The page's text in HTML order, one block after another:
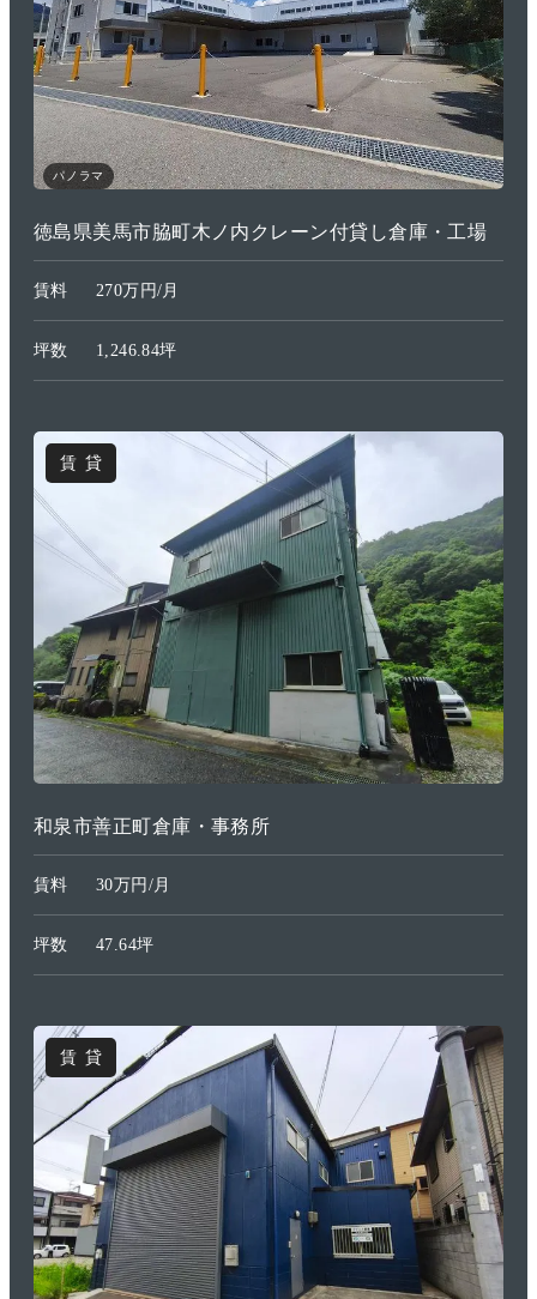
パノラマ
徳島県美馬市脇町木ノ内クレーン付貸し倉庫・工場
賃料 270万円/月
坪数 1,246.84坪
賃貸
和泉市善正町倉庫・事務所
賃料 30万円/月
坪数 47.64坪
賃貸